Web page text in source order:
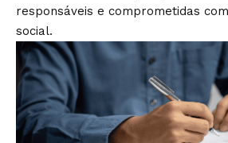
responsáveis e comprometidas
social.